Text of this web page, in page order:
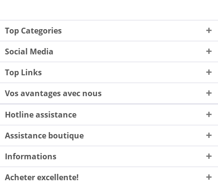
Top Categories
Social Media
Top Links
Vos avantages avec nous
Hotline assistance
Assistance boutique
Informations
Acheter excellente!